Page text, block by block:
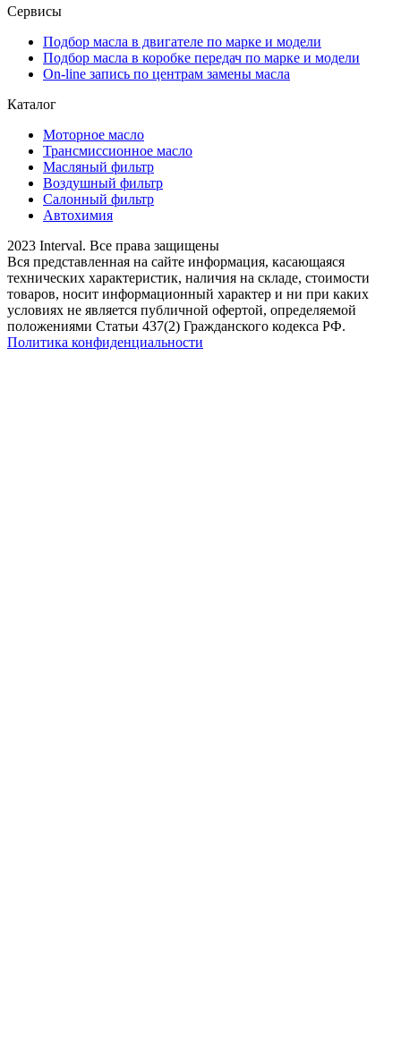
Сервисы
Подбор масла в двигателе по марке и модели
Подбор масла в коробке передач по марке и модели
On-line запись по центрам замены масла
Каталог
Моторное масло
Трансмиссионное масло
Масляный фильтр
Воздушный фильтр
Салонный фильтр
Автохимия
2023 Interval. Все права защищены
Вся представленная на сайте информация, касающаяся
технических характеристик, наличия на складе, стоимости
товаров, носит информационный характер и ни при каких
условиях не является публичной офертой, определяемой
положениями Статьи 437(2) Гражданского кодекса РФ.
Политика конфиденциальности